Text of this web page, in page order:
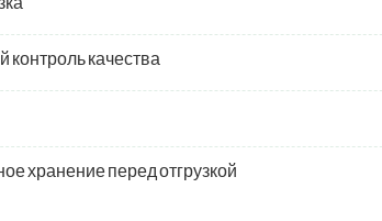
контроль качества
хранение перед отгрузкой